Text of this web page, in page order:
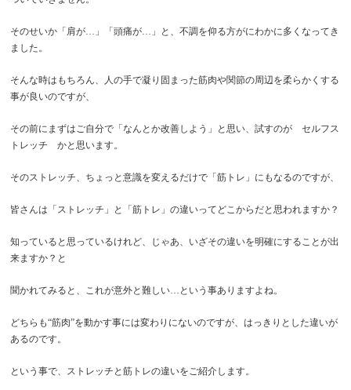
そのせいか「肩が…」「頭痛が…」と、不調を仰る方がにわかに多くなってき
ました。
そんな時はもちろん、人の手で凝り固まった筋肉や関節の周辺を柔らかくする
事が良いのですが、
その前にまずはご自分で「なんとか改善しよう」と思い、試すのが セルフス
トレッチ かと思います。
そのストレッチ、ちょっと意識を変えるだけで「筋トレ」にもなるのですが、
皆さんは「ストレッチ」と「筋トレ」の違いってどこからだと思われますか？
知っていると思っているけれど、じゃあ、いざその違いを明確にすることが出
来ますか？と
聞かれてみると、これが意外と難しい…という事ありますよね。
どちらも“筋肉”を動かす事には変わりにないのですが、はっきりとした違いが
あるのです。
という事で、ストレッチと筋トレの違いをご紹介します。